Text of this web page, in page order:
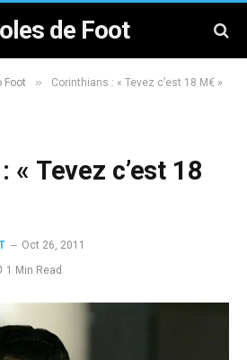
de Foot
Foot » Corinthians : « Tevez c’est 18 M€ »
« Tevez c’est 18
Oct 26, 2011
1 Min Read